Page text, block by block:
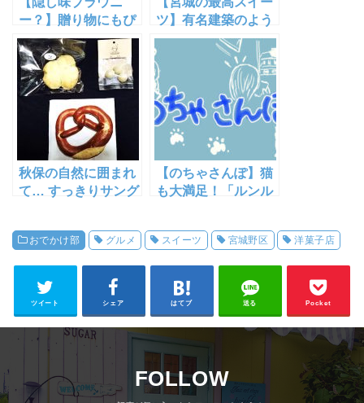
ー？】贈り物にもぴ
ったりな焼き菓子と
上品なお惣菜は疲れ
た日のごほうびに
Bake&Deli ひつじや
が新しくオープン
【仙台市・青葉区長
命ヶ丘(桜ヶ丘)ブラ
ンチ仙台】
ツ】有名建築のよう
な美しいケーキがず
らり MURATAの焼
き菓子とケーキで優
勝！【多賀城市・町
前】
秋保の自然に囲まれ
て… すっきりサング
cafe contrail【仙台
市・太白区秋保町】
【のちゃさんぽ】猫
も大満足！「ルンル
野区宮城野】
おでかけ部 グルメ スイーツ 宮城野区 洋菓子店
ツイート シェア はてブ 送る Pocket
FOLLOW